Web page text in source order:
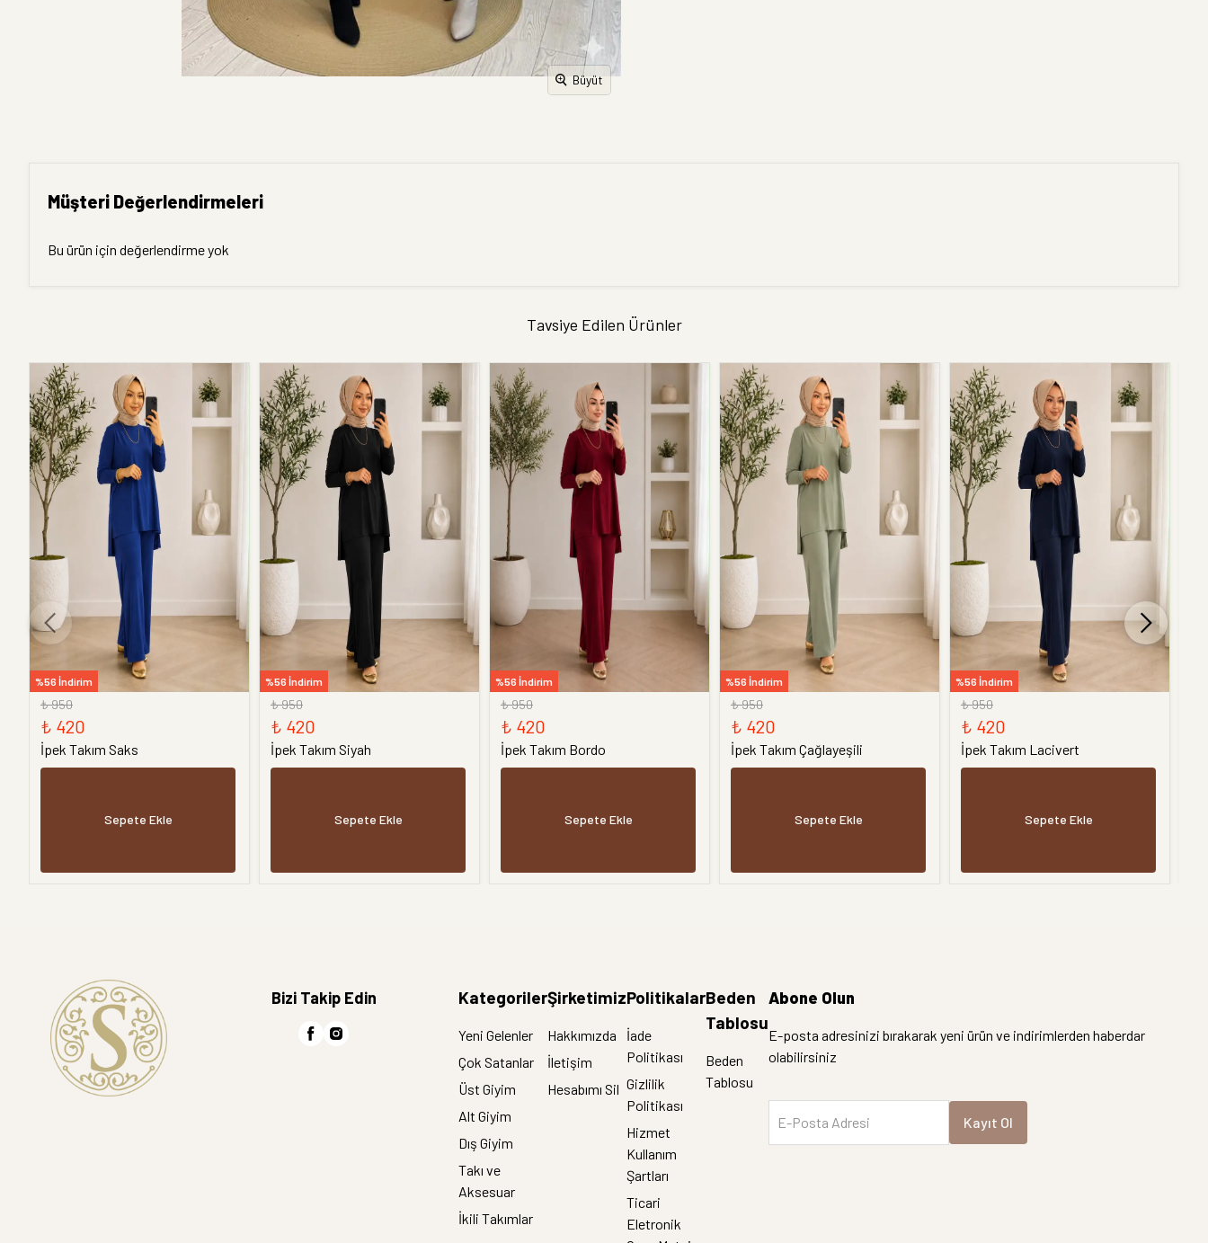
Büyüt
Müşteri Değerlendirmeleri
Bu ürün için değerlendirme yok
Tavsiye Edilen Ürünler
%56 İndirim
₺ 950
₺ 420
İpek Takım Saks
Sepete Ekle
%56 İndirim
₺ 950
₺ 420
İpek Takım Siyah
Sepete Ekle
%56 İndirim
₺ 950
₺ 420
İpek Takım Bordo
Sepete Ekle
%56 İndirim
₺ 950
₺ 420
İpek Takım Çağlayeşili
Sepete Ekle
%56 İndirim
₺ 950
₺ 420
İpek Takım Lacivert
Sepete Ekle
Bizi Takip Edin Kategoriler
Yeni Gelenler
Çok Satanlar
Üst Giyim
Alt Giyim
Dış Giyim
Takı ve
Aksesuar
İkili Takımlar
Şirketimiz
Hakkımızda
İletişim
Hesabımı Sil
Politikalar
İade
Politikası
Gizlilik
Politikası
Hizmet
Kullanım
Şartları
Ticari
Eletronik
Beden
Tablosu
Beden
Tablosu
Abone Olun
E-posta adresinizi bırakarak yeni ürün ve indirimlerden haberdar
olabilirsiniz
E-Posta Adresi Kayıt Ol